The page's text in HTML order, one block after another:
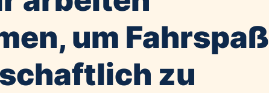
um Fahrspaß
zu